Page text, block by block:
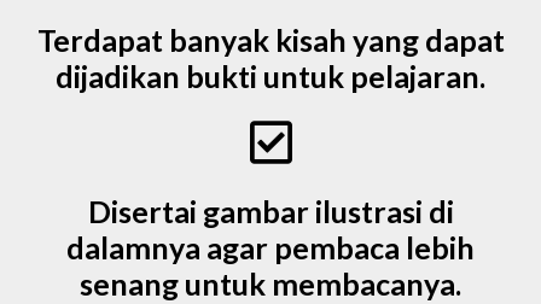
Terdapat banyak kisah yang dapat
dijadikan bukti untuk pelajaran.
Disertai gambar ilustrasi di
dalamnya agar pembaca lebih
senang untuk membacanya.